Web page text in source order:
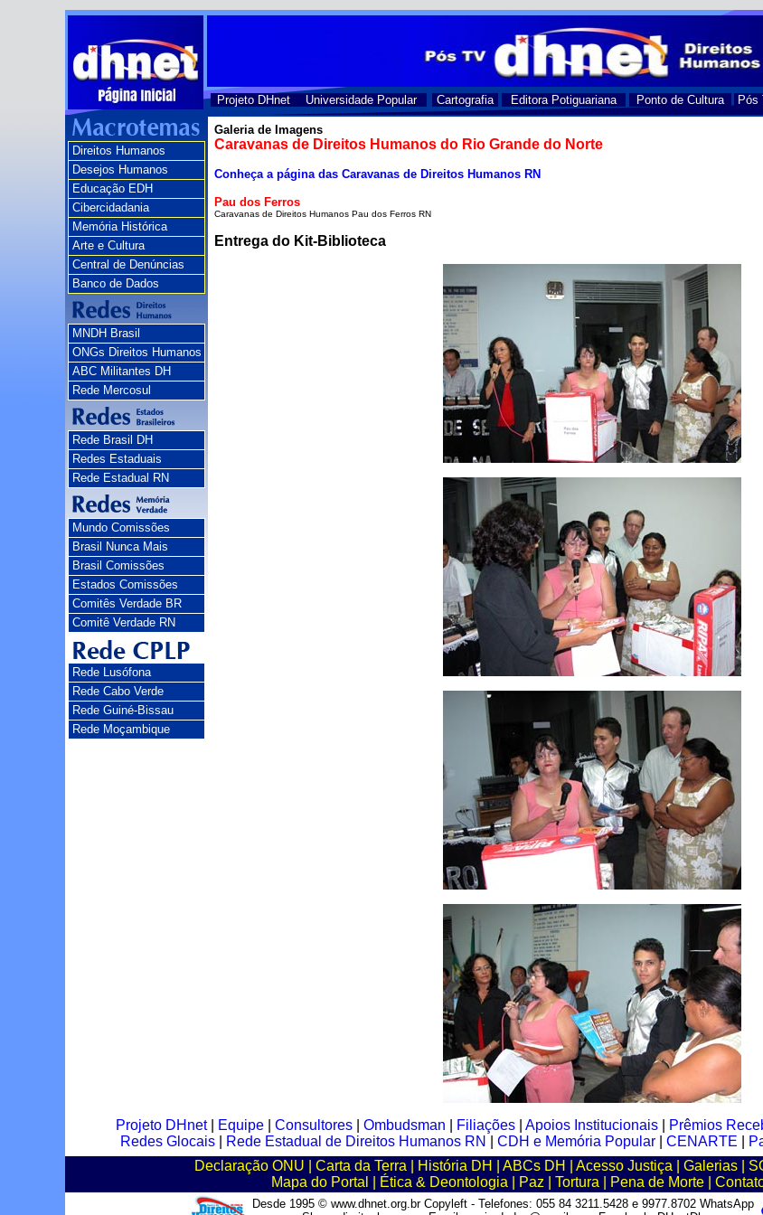
Projeto DHnet Universidade Popular Cartografia Editora Potiguariana Ponto de Cultura Pós
Direitos Humanos
Desejos Humanos
Educação EDH
Cibercidadania
Memória Histórica
Arte e Cultura
Central de Denúncias
Banco de Dados
MNDH Brasil
ONGs Direitos Humanos
ABC Militantes DH
Rede Mercosul
Rede Brasil DH
Redes Estaduais
Rede Estadual RN
Mundo Comissões
Brasil Nunca Mais
Brasil Comissões
Estados Comissões
Comitês Verdade BR
Comitê Verdade RN
Rede Lusófona
Rede Cabo Verde
Rede Guiné-Bissau
Rede Moçambique
Galeria de Imagens
Caravanas de Direitos Humanos do Rio Grande do Norte
Conheça a página das Caravanas de Direitos Humanos RN
Pau dos Ferros
Caravanas de Direitos Humanos Pau dos Ferros RN
Entrega do Kit-Biblioteca
Projeto DHnet| Equipe| Consultores| Ombudsman Filiações| Apoios Institucionais| Prêmios
Redes Glocais| Rede Estadual de Direitos Humanos RN CDH e Memória Popular| CENARTE
Declaração ONU
Carta da Terra História DH ABCs DH Acesso Justiça Galerias|
Mapa do Portal
Ética & Deontologia Paz Tortura Pena de Morte|
Desde 1995 © www.dhnet.org.br Copyleft - Telefones: 055 84 3211.5428 e 9977.8702 WhatsApp